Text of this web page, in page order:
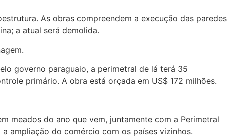
As obras compreendem a execução das paredes
a atual será demolida.
governo paraguaio, a perimetral de lá terá 35
primário. A obra está orçada em US$ 172 milhões.
meados do ano que vem, juntamente com a Perimetral
ampliação do comércio com os países vizinhos.